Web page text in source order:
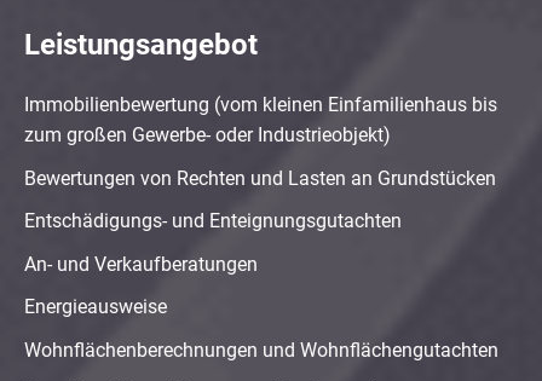
Leistungsangebot
Immobilienbewertung (vom kleinen Einfamilienhaus bis
zum großen Gewerbe- oder Industrieobjekt)
Bewertungen von Rechten und Lasten an Grundstücken
Entschädigungs- und Enteignungsgutachten
An- und Verkaufberatungen
Energieausweise
Wohnflächenberechnungen und Wohnflächengutachten